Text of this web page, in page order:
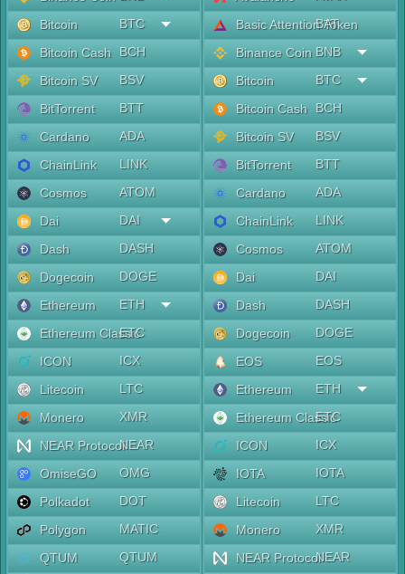
Bitcoin
BTC
Bitcoin Cash
BCH
Bitcoin SV
BSV
BitTorrent
BTT
Cardano
ADA
ChainLink
LINK
Cosmos
ATOM
Dai
DAI
Dash
DASH
Dogecoin
DOGE
Ethereum
ETH
Ethereum Classic
ETC
ICON
ICX
Litecoin
LTC
Monero
XMR
NEAR ProtocolNEAR
OmiseGO
OMG
Polkadot
DOT
Polygon
MATIC
QTUM
QTUM
Basic Attention Token
BAT
Binance Coin BNB
Bitcoin
BTC
Bitcoin Cash
BCH
Bitcoin SV
BSV
BitTorrent
BTT
Cardano
ADA
ChainLink
LINK
Cosmos
ATOM
Dai
DAI
Dash
DASH
Dogecoin
DOGE
EOS
EOS
Ethereum
ETH
Ethereum Classic
ETC
ICON
ICX
IOTA
IOTA
Litecoin
LTC
Monero
XMR
NEAR ProtocolNEAR